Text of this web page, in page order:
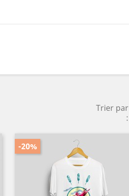
Trier par
:
-20%